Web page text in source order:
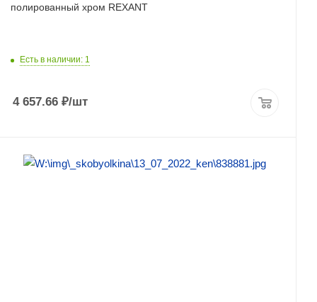
полированный xром REXANT
Есть в наличии: 1
4 657.66 ₽/шт